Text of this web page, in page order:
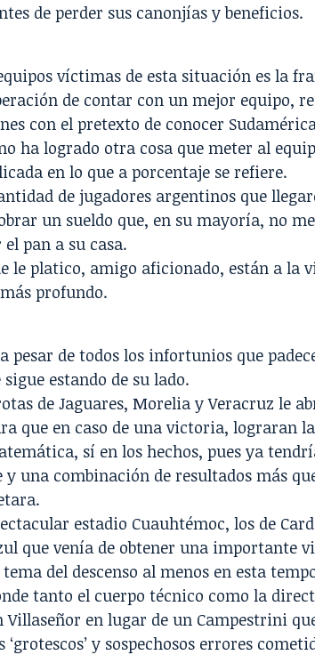
de perder sus canonjías y beneficios.
víctimas de esta situación es la
de contar con un mejor equipo,
con el pretexto de conocer
ha logrado otra cosa que meter al
en lo que a porcentaje se refiere.
de jugadores argentinos que
un sueldo que, en su mayoría, no
pan a su casa.
le platico, amigo aficionado, están a la
profundo.
pesar de todos los infortunios que
estando de su lado.
de Jaguares, Morelia y Veracruz le
que en caso de una victoria, lograran
sí en los hechos, pues ya
una combinación de resultados más
estadio Cuauhtémoc, los de
que venía de obtener una importante
del descenso al menos en esta
tanto el cuerpo técnico como la
en lugar de un Campestrini
y sospechosos errores